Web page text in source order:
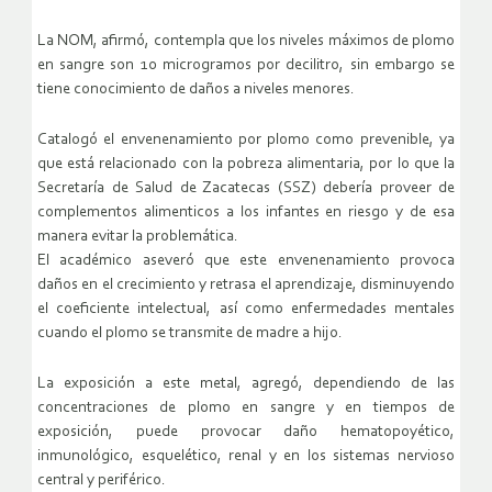
La NOM, afirmó, contempla que los niveles máximos de plomo
en sangre son 10 microgramos por decilitro, sin embargo se
tiene conocimiento de daños a niveles menores.
Catalogó el envenenamiento por plomo como prevenible, ya
que está relacionado con la pobreza alimentaria, por lo que la
Secretaría de Salud de Zacatecas (SSZ) debería proveer de
complementos alimenticos a los infantes en riesgo y de esa
manera evitar la problemática.
El académico aseveró que este envenenamiento provoca
daños en el crecimiento y retrasa el aprendizaje, disminuyendo
el coeficiente intelectual, así como enfermedades mentales
cuando el plomo se transmite de madre a hijo.
La exposición a este metal, agregó, dependiendo de las
concentraciones de plomo en sangre y en tiempos de
exposición, puede provocar daño hematopoyético,
inmunológico, esquelético, renal y en los sistemas nervioso
central y periférico.